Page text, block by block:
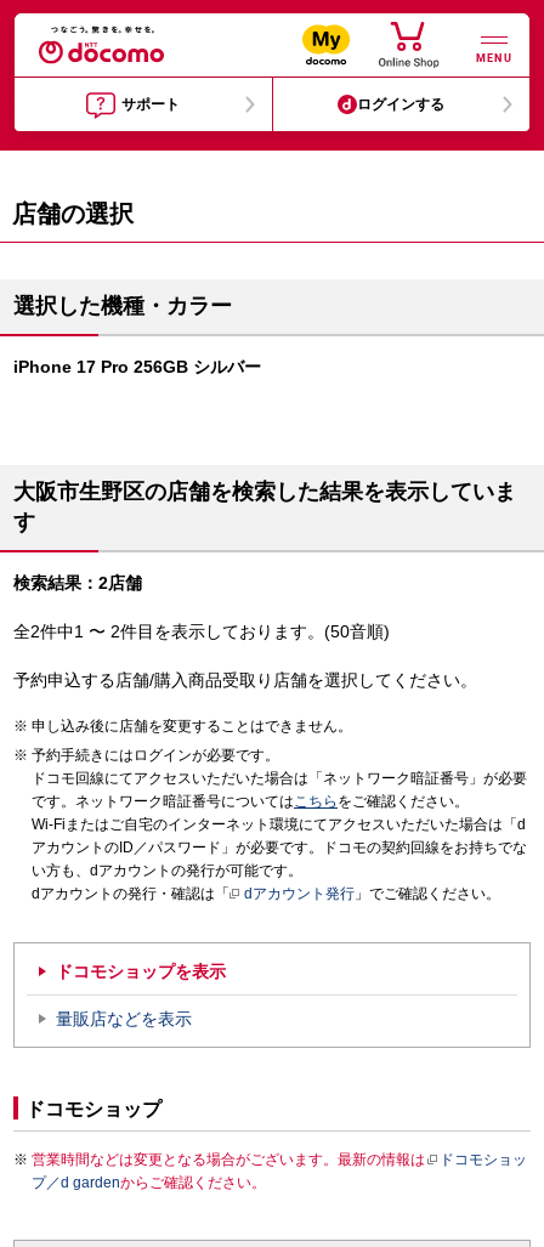
MENU
サポート ログインする
店舗の選択
選択した機種・カラー
iPhone 17 Pro 256GB シルバー
大阪市生野区の店舗を検索した結果を表示していま
す
検索結果：2店舗
全2件中1 〜 2件目を表示しております。(50音順)
予約申込する店舗/購入商品受取り店舗を選択してください。
申し込み後に店舗を変更することはできません。
予約手続きにはログインが必要です。
ドコモ回線にてアクセスいただいた場合は「ネットワーク暗証番号」が必要
です。ネットワーク暗証番号についてはこちら をご確認ください。
Wi-Fiまたはご自宅のインターネット環境にてアクセスいただいた場合は「d
アカウントのID／パスワード」が必要です。ドコモの契約回線をお持ちでな
い方も、dアカウントの発行が可能です。
dアカウントの発行・確認は「
dアカウント発行 」でご確認ください。
ドコモショップを表示
量販店などを表示
ドコモショップ
営業時間などは変更となる場合がございます。最新の情報は
ドコモショッ
プ／d gardenからご確認ください。